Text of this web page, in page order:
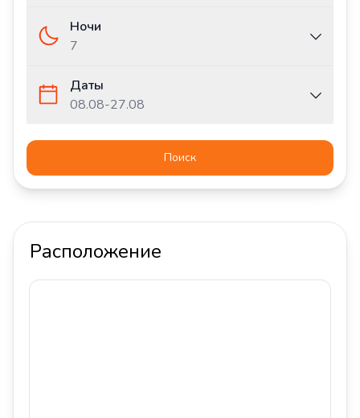
Ночи
7
Даты
08.08-27.08
Поиск
Расположение